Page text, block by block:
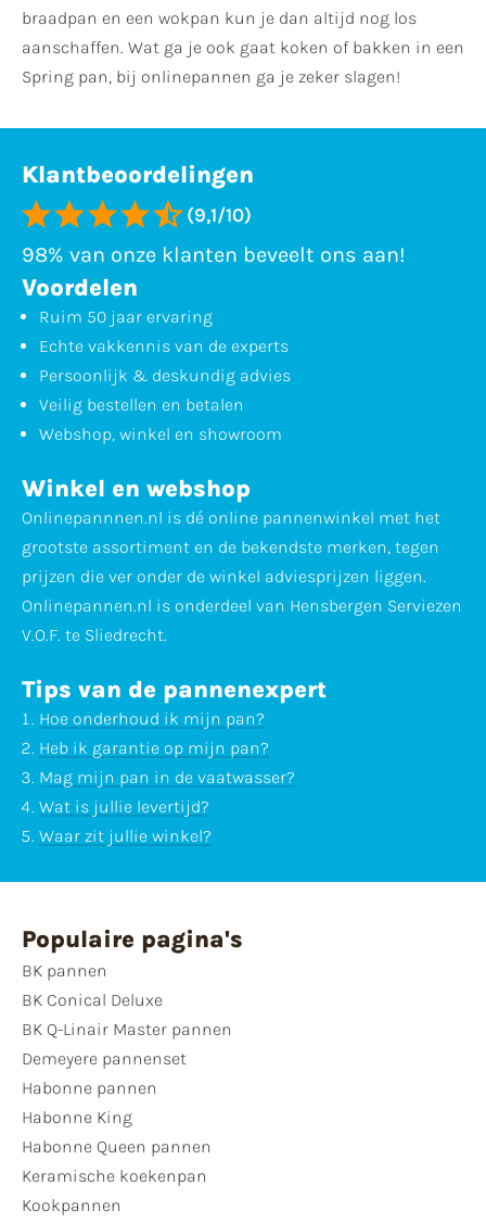
braadpan en een wokpan kun je dan altijd nog los
aanschaffen. Wat ga je ook gaat koken of bakken in een
Spring pan, bij onlinepannen ga je zeker slagen!
Klantbeoordelingen
(9,1/10)
98% van onze klanten beveelt ons aan!
Voordelen
Ruim 50 jaar ervaring
Echte vakkennis van de experts
Persoonlijk & deskundig advies
Veilig bestellen en betalen
Webshop, winkel en showroom
Winkel en webshop
Onlinepannnen.nl is dé online pannenwinkel met het
grootste assortiment en de bekendste merken, tegen
prijzen die ver onder de winkel adviesprijzen liggen.
Onlinepannen.nl is onderdeel van Hensbergen Serviezen
V.O.F. te Sliedrecht.
Tips van de pannenexpert
Hoe onderhoud ik mijn pan?
Heb ik garantie op mijn pan?
Mag mijn pan in de vaatwasser?
Wat is jullie levertijd?
Waar zit jullie winkel?
Populaire pagina's
BK pannen
BK Conical Deluxe
BK Q-Linair Master pannen
Demeyere pannenset
Habonne pannen
Habonne King
Habonne Queen pannen
Keramische koekenpan
Kookpannen